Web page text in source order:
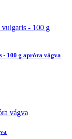
- 100 g apróra vágva